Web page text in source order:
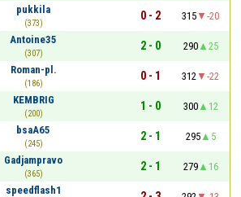
pukkila
(373)
0 - 2 315
-20
Antoine35
(307)
2 - 0 290
25
Roman-pl.
(186)
0 - 1 312
-22
KEMBRIG
(200)
1 - 0 300
12
bsaA65
(245)
2 - 1 295
5
Gadjampravo
(365)
2 - 1 279
16
speedflash1